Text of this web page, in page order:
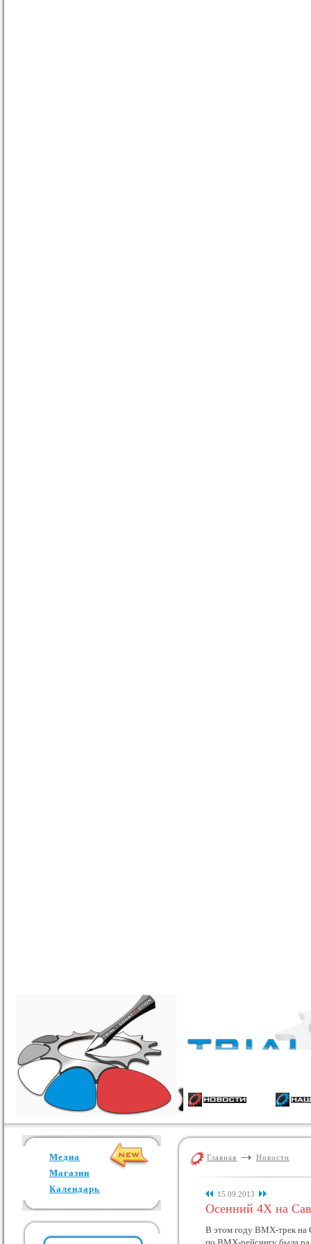
Медиа
Магазин
Календарь
Главная Новости
15.09.2013
Осенний 4Х на
В этом году ВМХ-трек на